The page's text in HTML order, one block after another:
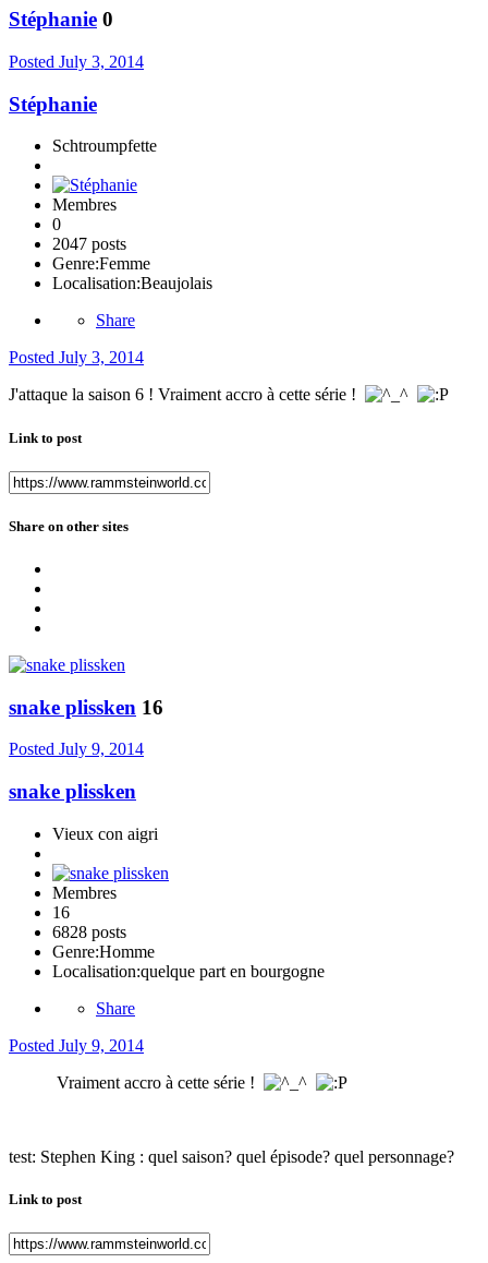
Stéphanie 0
Posted July 3, 2014
Stéphanie
Schtroumpfette
Membres
0
2047 posts
Genre:Femme
Localisation:Beaujolais
Share
Posted July 3, 2014
J'attaque la saison 6 ! Vraiment accro à cette série !
Link to post
Share on other sites
snake plissken 16
Posted July 9, 2014
snake plissken
Vieux con aigri
Membres
16
6828 posts
Genre:Homme
Localisation:quelque part en bourgogne
Share
Posted July 9, 2014
Vraiment accro à cette série !
test: Stephen King : quel saison? quel épisode? quel personnage?
Link to post